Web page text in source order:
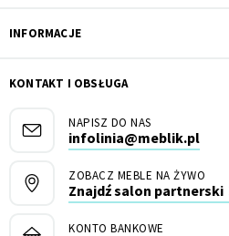
INFORMACJE
KONTAKT I OBSŁUGA
NAPISZ DO NAS
infolinia@meblik.pl
ZOBACZ MEBLE NA ŻYWO
Znajdź salon partnerski
KONTO BANKOWE